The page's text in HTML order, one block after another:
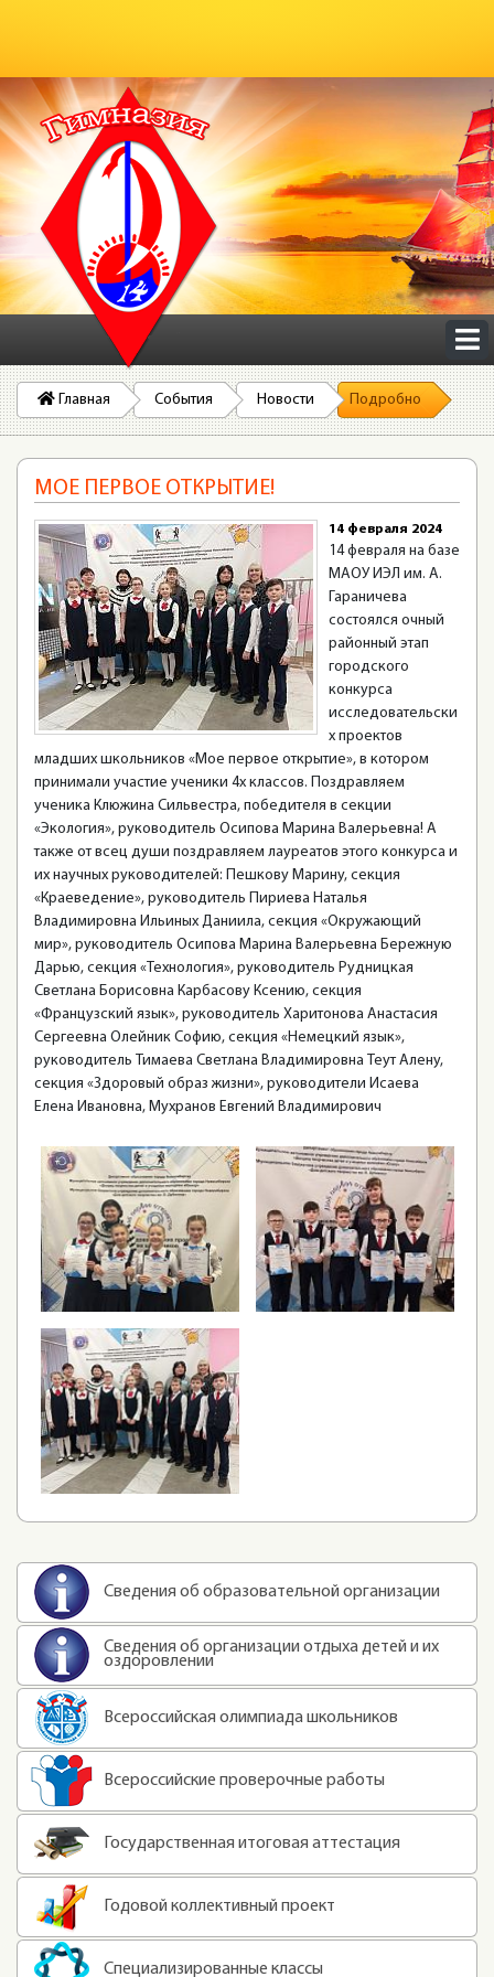
Главная События Новости Подробно
МОЕ ПЕРВОЕ ОТКРЫТИЕ!
14 февраля 2024
14 февраля на базе
МАОУ ИЭЛ им. А.
Гараничева
состоялся очный
районный этап
городского
конкурса
исследовательски
х проектов
младших школьников «Мое первое открытие», в котором
принимали участие ученики 4х классов. Поздравляем
ученика Клюжина Сильвестра, победителя в секции
«Экология», руководитель Осипова Марина Валерьевна! А
также от всец души поздравляем лауреатов этого конкурса и
их научных руководителей: Пешкову Марину, секция
«Краеведение», руководитель Пириева Наталья
Владимировна Ильиных Даниила, секция «Окружающий
мир», руководитель Осипова Марина Валерьевна Бережную
Дарью, секция «Технология», руководитель Рудницкая
Светлана Борисовна Карбасову Ксению, секция
«Французский язык», руководитель Харитонова Анастасия
Сергеевна Олейник Софию, секция «Немецкий язык»,
руководитель Тимаева Светлана Владимировна Теут Алену,
секция «Здоровый образ жизни», руководители Исаева
Елена Ивановна, Мухранов Евгений Владимирович
Сведения об образовательной организации
Сведения об организации отдыха детей и их
оздоровлении
Всероссийская олимпиада школьников
Всероссийские проверочные работы
Государственная итоговая аттестация
Годовой коллективный проект
Специализированные классы